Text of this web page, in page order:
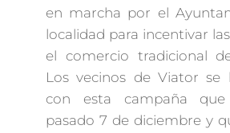
en marcha por el
localidad para incentivar
el comercio tradicional
Los vecinos de Viator se
con esta campaña
pasado 7 de diciembre y